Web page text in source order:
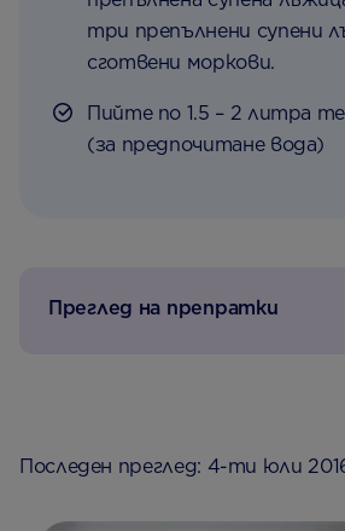
три препълнени супени
сготвени моркови.
Пийте по 1.5 – 2 литра
(за предпочитане вода)
Преглед на препратки
Последен преглед: 4-ти юли